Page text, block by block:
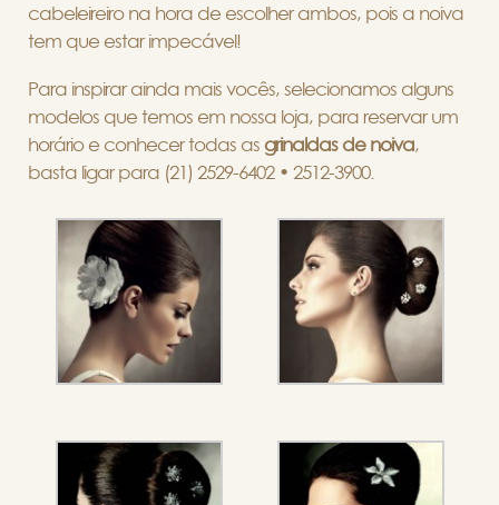
cabeleireiro na hora de escolher ambos, pois a noiva
tem que estar impecável!
Para inspirar ainda mais vocês, selecionamos alguns
modelos que temos em nossa loja, para reservar um
horário e conhecer todas as grinaldas de noiva,
basta ligar para (21) 2529-6402 • 2512-3900.